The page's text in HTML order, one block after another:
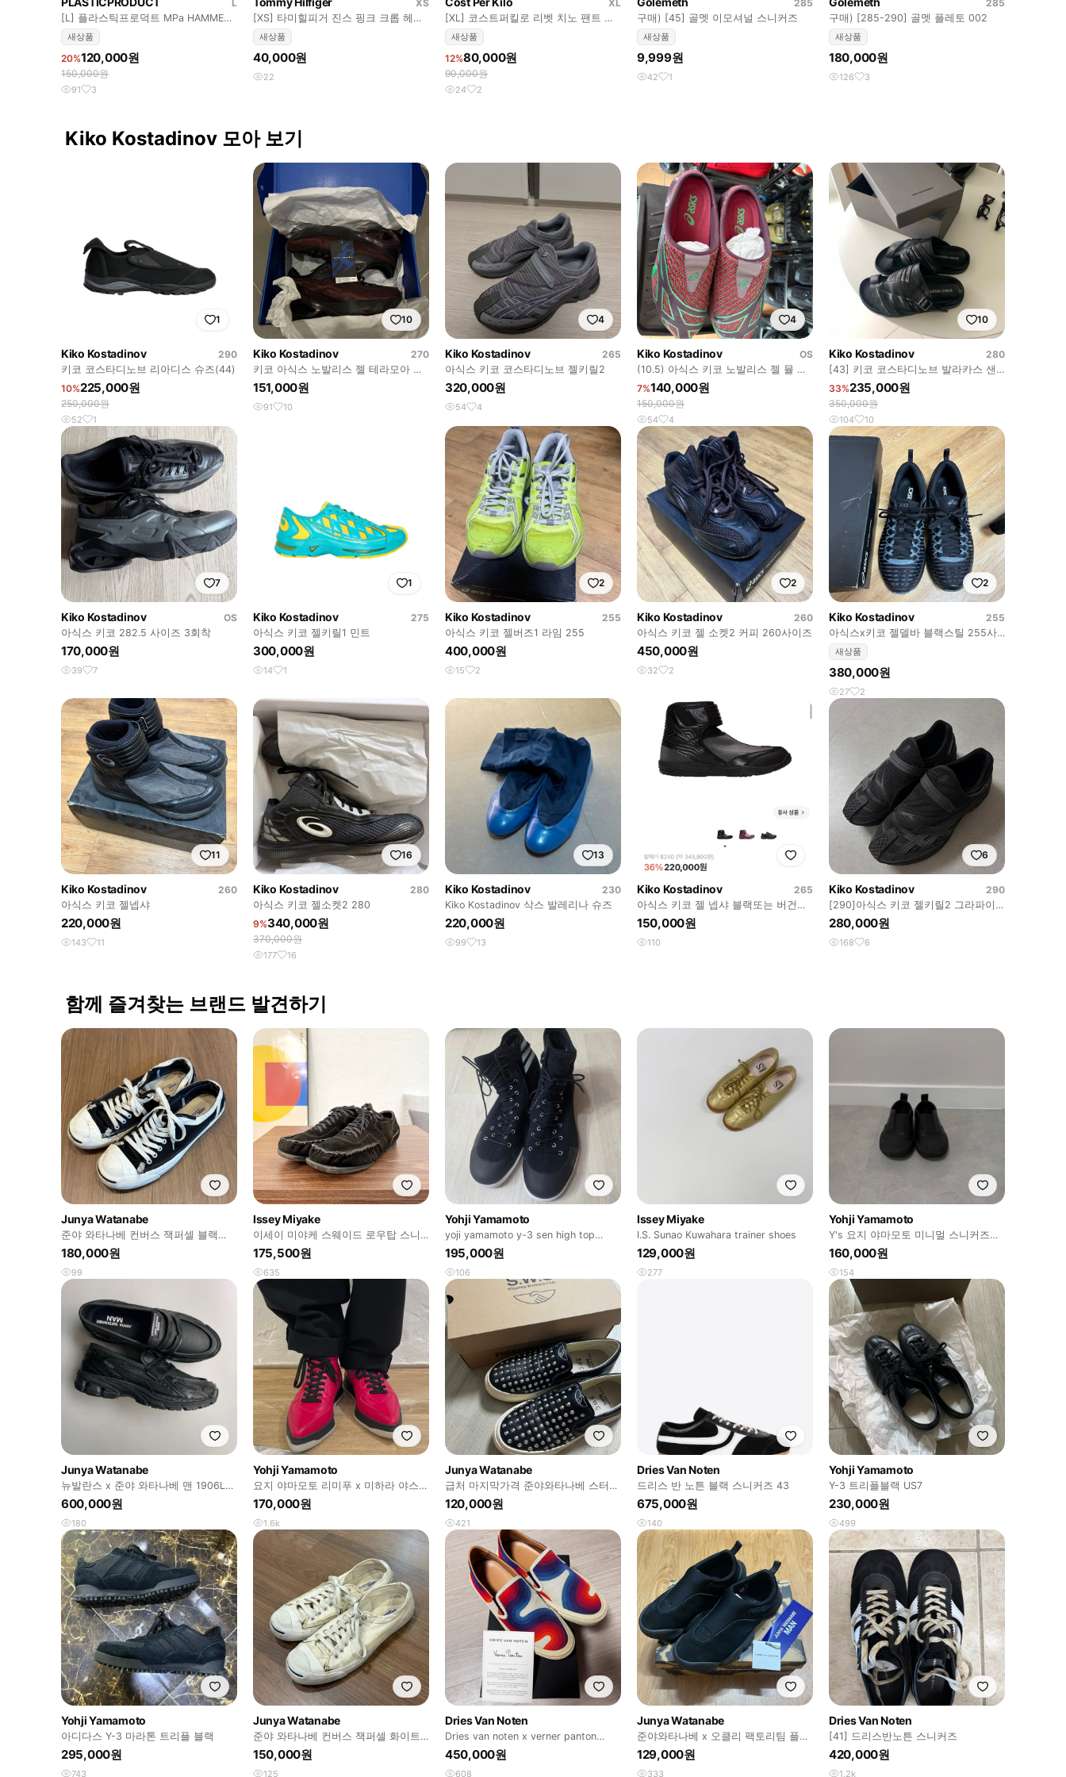
L
[L] 플라스틱프로덕트 MPa HAMMER
PANTS 핑크
새상품
20%120,000원
150,000원
91 3
XS
[XS] 타미힐피거 진스 핑크 크롭 헤어
리 가디건
새상품
40,000원
22
XL
[XL] 코스트퍼킬로 리벳 치노 팬트 네
이비 새상품
새상품
12%80,000원
90,000원
24 2
285
구매) [45] 골멧 이모셔널 스니커즈
새상품
9,999원
42 1
285
구매) [285-290] 골멧 플레토 002
새상품
180,000원
126 3
Kiko Kostadinov 모아 보기
1
Kiko Kostadinov
290
키코 코스타디노브 리아디스 슈즈(44)
10%225,000원
250,000원
52 1
10
Kiko Kostadinov
270
키코 아식스 노발리스 젤 테라모아 블
랙달리아
151,000원
91 10
4
Kiko Kostadinov
265
아식스 키코 코스타디노브 젤키릴2
320,000원
54 4
4
Kiko Kostadinov
OS
(10.5) 아식스 키코 노발리스 젤 뮬 판
매합니다
7%140,000원
150,000원
54 4
10
Kiko Kostadinov
280
[43] 키코 코스타디노브 발라카스 샌
들 블랙
33%235,000원
350,000원
104 10
7
Kiko Kostadinov
OS
아식스 키코 282.5 사이즈 3회착
170,000원
39 7
1
Kiko Kostadinov
275
아식스 키코 젤키릴1 민트
300,000원
14 1
2
Kiko Kostadinov
255
아식스 키코 젤버즈1 라임 255
400,000원
15 2
2
Kiko Kostadinov
260
아식스 키코 젤 소켓2 커피 260사이즈
450,000원
32 2
2
Kiko Kostadinov
255
아식스x키코 젤델바 블랙스틸 255사
이즈 새상품급
새상품
380,000원
27 2
11
Kiko Kostadinov
260
아식스 키코 젤넵샤
220,000원
143 11
16
Kiko Kostadinov
280
아식스 키코 젤소켓2 280
9%340,000원
370,000원
177 16
13
Kiko Kostadinov
230
Kiko Kostadinov 삭스 발레리나 슈즈
220,000원
99 13
Kiko Kostadinov
265
아식스 키코 젤 넵샤 블랙또는 버건디
컬러 42사이즈 구해요
150,000원
110
6
Kiko Kostadinov
290
[290]아식스 키코 젤키릴2 그라파이
트그레이
280,000원
168 6
함께 즐겨찾는 브랜드 발견하기
Junya Watanabe
준야 와타나베 컨버스 잭퍼셀 블랙
280
180,000원
99
Issey Miyake
이세이 미야케 스웨이드 로우탑 스니
커즈
175,500원
635
Yohji Yamamoto
yoji yamamoto y-3 sen high top
sneakers
195,000원
106
Issey Miyake
I.S. Sunao Kuwahara trainer shoes
129,000원
277
Yohji Yamamoto
Y's 요지 야마모토 미니멀 스니커즈
36 블랙
160,000원
154
Junya Watanabe
뉴발란스 x 준야 와타나베 맨 1906L
블랙 / 280
600,000원
180
Yohji Yamamoto
요지 야마모토 리미푸 x 미하라 야스히
로 스니커즈
170,000원
1.6k
Junya Watanabe
급처 마지막가격 준야와타나베 스터드
슬립온 260
120,000원
421
Dries Van Noten
드리스 반 노튼 블랙 스니커즈 43
675,000원
140
Yohji Yamamoto
Y-3 트리플블랙 US7
230,000원
499
Yohji Yamamoto
아디다스 Y-3 마라톤 트리플 블랙
295,000원
743
Junya Watanabe
준야 와타나베 컨버스 잭퍼셀 화이트
290
150,000원
125
Dries Van Noten
Dries van noten x verner panton
19ss
450,000원
608
Junya Watanabe
준야와타나베 x 오클리 팩토리팀 플래
쉬 블랙 265 꼼데가르송
129,000원
333
Dries Van Noten
[41] 드리스반노튼 스니커즈
420,000원
1.2k